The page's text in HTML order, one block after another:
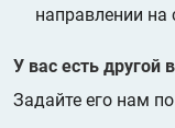
направлении на
У вас есть другой
Задайте его нам